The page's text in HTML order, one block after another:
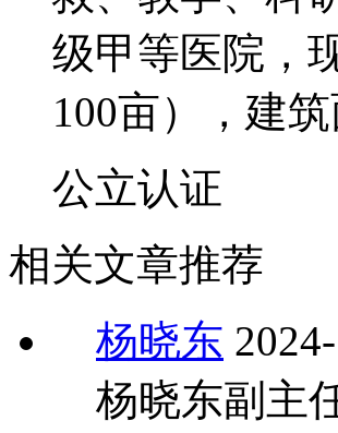
级甲等医院，
100亩），建
公立认证
相关文章推荐
杨晓东
杨晓东副主